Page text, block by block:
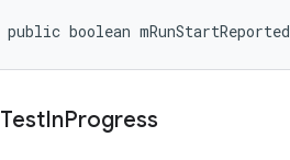
public boolean mRunStartReported
TestInProgress